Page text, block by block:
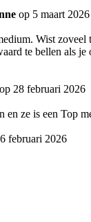
op 5 maart 2026
Wist zoveel
te bellen als
op 28 februari 2026
en ze is een Top
februari 2026